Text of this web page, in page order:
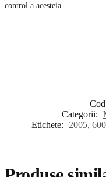
control a acesteia.
Categorii:
Etichete:
2005, 600